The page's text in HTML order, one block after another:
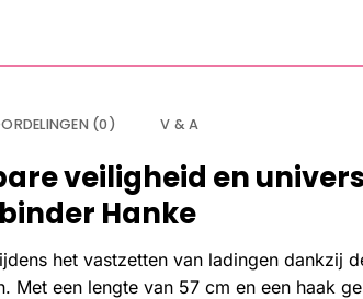
(0) V & A
veiligheid en
Hanke
het vastzetten van ladingen dankzij
Met een lengte van 57 cm en een haak